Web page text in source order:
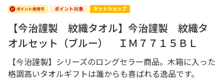
【今治謹製 紋織タオル】今治謹製 紋織タ
オルセット（ブルー） ＩＭ７７１５ＢＬ
【今治謹製】シリーズのロングセラー商品。木箱に入った
格調高いタオルギフトは誰からも喜ばれる逸品です。